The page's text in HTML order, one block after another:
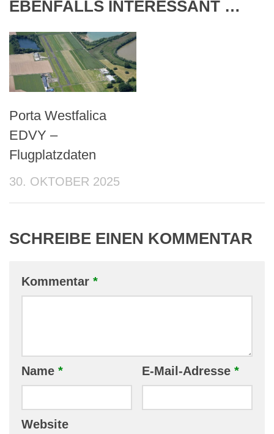
EBENFALLS INTERESSANT …
Porta Westfalica
EDVY –
Flugplatzdaten
30. OKTOBER 2025
SCHREIBE EINEN KOMMENTAR
Kommentar *
Name * E-Mail-Adresse *
Website